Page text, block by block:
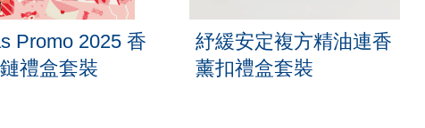
Promo 2025 香
禮盒套裝
紓緩安定複方精油連香
薰扣禮盒套裝